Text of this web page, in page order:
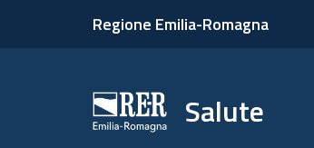
Regione Emilia-Romagna
Salute